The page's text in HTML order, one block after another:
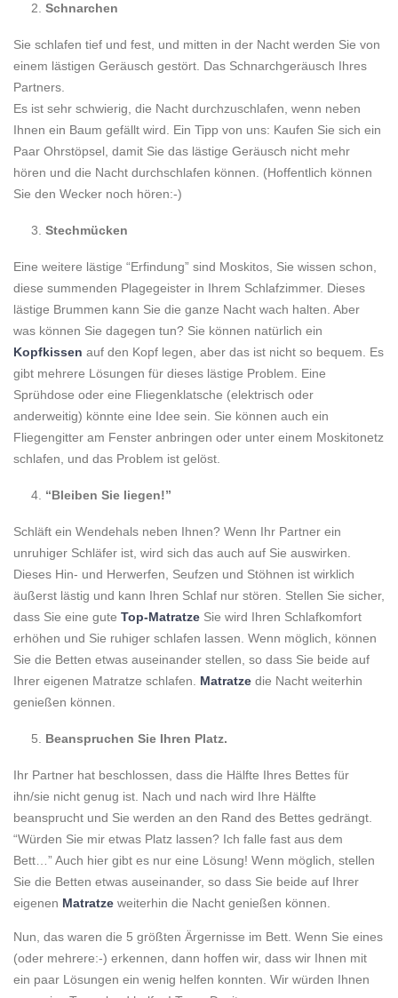
Schnarchen
Sie schlafen tief und fest, und mitten in der Nacht werden Sie von
einem lästigen Geräusch gestört. Das Schnarchgeräusch Ihres
Partners.
Es ist sehr schwierig, die Nacht durchzuschlafen, wenn neben
Ihnen ein Baum gefällt wird. Ein Tipp von uns: Kaufen Sie sich ein
Paar Ohrstöpsel, damit Sie das lästige Geräusch nicht mehr
hören und die Nacht durchschlafen können. (Hoffentlich können
Sie den Wecker noch hören:-)
Stechmücken
Eine weitere lästige “Erfindung” sind Moskitos, Sie wissen schon,
diese summenden Plagegeister in Ihrem Schlafzimmer. Dieses
lästige Brummen kann Sie die ganze Nacht wach halten. Aber
was können Sie dagegen tun? Sie können natürlich ein
Kopfkissen auf den Kopf legen, aber das ist nicht so bequem. Es
gibt mehrere Lösungen für dieses lästige Problem. Eine
Sprühdose oder eine Fliegenklatsche (elektrisch oder
anderweitig) könnte eine Idee sein. Sie können auch ein
Fliegengitter am Fenster anbringen oder unter einem Moskitonetz
schlafen, und das Problem ist gelöst.
“Bleiben Sie liegen!”
Schläft ein Wendehals neben Ihnen? Wenn Ihr Partner ein
unruhiger Schläfer ist, wird sich das auch auf Sie auswirken.
Dieses Hin- und Herwerfen, Seufzen und Stöhnen ist wirklich
äußerst lästig und kann Ihren Schlaf nur stören. Stellen Sie sicher,
dass Sie eine gute Top-Matratze Sie wird Ihren Schlafkomfort
erhöhen und Sie ruhiger schlafen lassen. Wenn möglich, können
Sie die Betten etwas auseinander stellen, so dass Sie beide auf
Ihrer eigenen Matratze schlafen. Matratze die Nacht weiterhin
genießen können.
Beanspruchen Sie Ihren Platz.
Ihr Partner hat beschlossen, dass die Hälfte Ihres Bettes für
ihn/sie nicht genug ist. Nach und nach wird Ihre Hälfte
beansprucht und Sie werden an den Rand des Bettes gedrängt.
“Würden Sie mir etwas Platz lassen? Ich falle fast aus dem
Bett…” Auch hier gibt es nur eine Lösung! Wenn möglich, stellen
Sie die Betten etwas auseinander, so dass Sie beide auf Ihrer
eigenen Matratze weiterhin die Nacht genießen können.
Nun, das waren die 5 größten Ärgernisse im Bett. Wenn Sie eines
(oder mehrere:-) erkennen, dann hoffen wir, dass wir Ihnen mit
ein paar Lösungen ein wenig helfen konnten. Wir würden Ihnen